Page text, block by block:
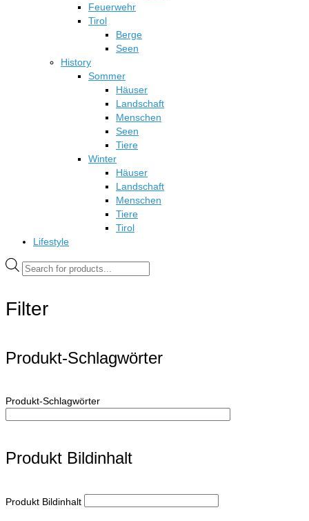
Feuerwehr
Tirol
Berge
Seen
History
Sommer
Häuser
Landschaft
Menschen
Seen
Tiere
Winter
Häuser
Landschaft
Menschen
Tiere
Tirol
Lifestyle
Products
search
Filter
Produkt-Schlagwörter
Produkt-Schlagwörter
Produkt Bildinhalt
Produkt Bildinhalt